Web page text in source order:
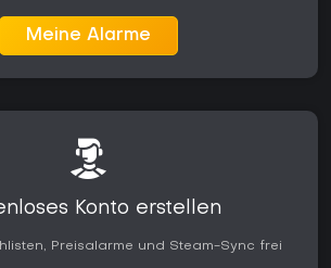
Meine Alarme
Konto erstellen
Preisalarme und Steam-Sync frei